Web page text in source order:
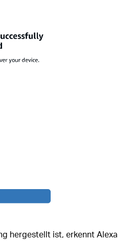
hergestellt ist, erkennt Alexa